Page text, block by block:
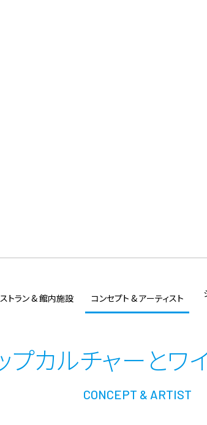
トラン & 館内施設 コンセプト & アーティスト
プカルチャーとワ
CONCEPT & ARTIST